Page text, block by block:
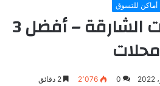
أماكن للتسوق
محل الكترونيات الشارقة – أفضل 3
محلات
0 2٬076